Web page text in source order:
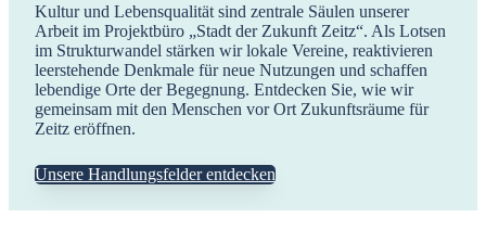
Kultur und Lebensqualität sind zentrale Säulen unserer
Arbeit im Projektbüro „Stadt der Zukunft Zeitz“. Als Lotsen
im Strukturwandel stärken wir lokale Vereine, reaktivieren
leerstehende Denkmale für neue Nutzungen und schaffen
lebendige Orte der Begegnung. Entdecken Sie, wie wir
gemeinsam mit den Menschen vor Ort Zukunftsräume für
Zeitz eröffnen.
Unsere Handlungsfelder entdecken